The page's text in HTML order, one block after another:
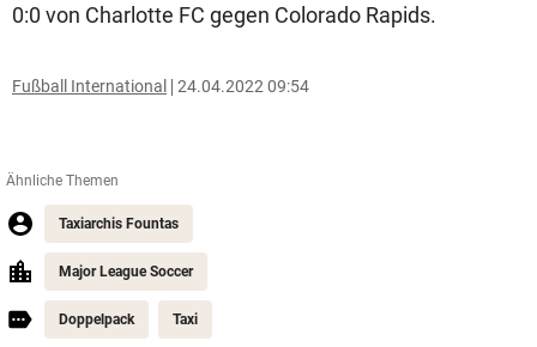
0:0 von Charlotte FC gegen Colorado Rapids.
Fußball International 24.04.2022 09:54
Ähnliche Themen
Taxiarchis Fountas
Major League Soccer
Doppelpack Taxi